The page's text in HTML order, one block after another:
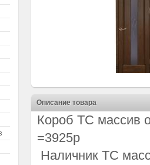
Описание товара
Короб ТС массив
=3925р
Наличник ТС